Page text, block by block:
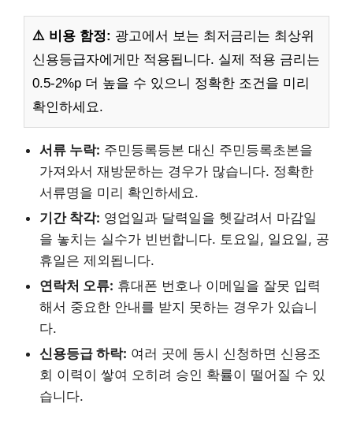
⚠️ 비용 함정: 광고에서 보는 최저금리는 최상위
신용등급자에게만 적용됩니다. 실제 적용 금리는
0.5-2%p 더 높을 수 있으니 정확한 조건을 미리
확인하세요.
서류 누락: 주민등록등본 대신 주민등록초본을
가져와서 재방문하는 경우가 많습니다. 정확한
서류명을 미리 확인하세요.
기간 착각: 영업일과 달력일을 헷갈려서 마감일
을 놓치는 실수가 빈번합니다. 토요일, 일요일, 공
휴일은 제외됩니다.
연락처 오류: 휴대폰 번호나 이메일을 잘못 입력
해서 중요한 안내를 받지 못하는 경우가 있습니
다.
신용등급 하락: 여러 곳에 동시 신청하면 신용조
회 이력이 쌓여 오히려 승인 확률이 떨어질 수 있
습니다.